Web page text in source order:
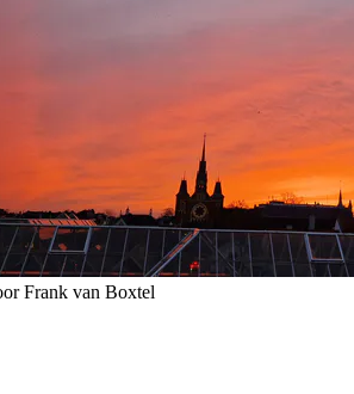
Frank van Boxtel